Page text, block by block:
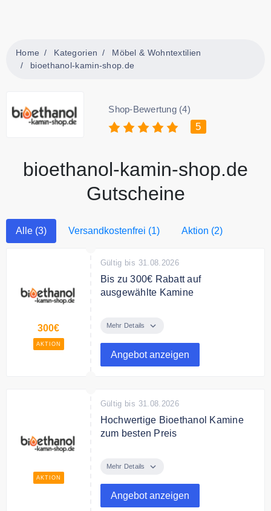
Home Kategorien
Möbel & Wohntextilien
bioethanol-kamin-shop.de
Shop-Bewertung (4)
5
bioethanol-kamin-shop.de
Gutscheine
Alle (3) Versandkostenfrei (1) Aktion (2)
300€
AKTION
Gültig bis 31.08.2026
Bis zu 300€ Rabatt auf
ausgewählte Kamine
finden Sie ausgewählte Kamine
Mehr Details
Angebot anzeigen
AKTION
Gültig bis 31.08.2026
Hochwertige Bioethanol Kamine
zum besten Preis
kamin-shop.de hochwertige
Preis.
Mehr Details
Angebot anzeigen